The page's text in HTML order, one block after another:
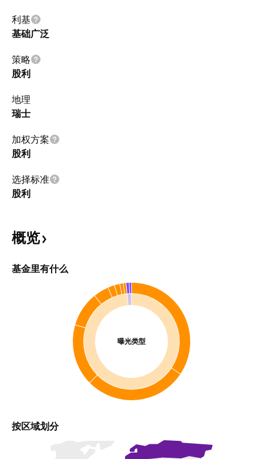
利基
基础广泛
策略
股利
地理
瑞士
加权方案
股利
选择标准
股利
概览
基金里有什么
曝光类型
按区域划分